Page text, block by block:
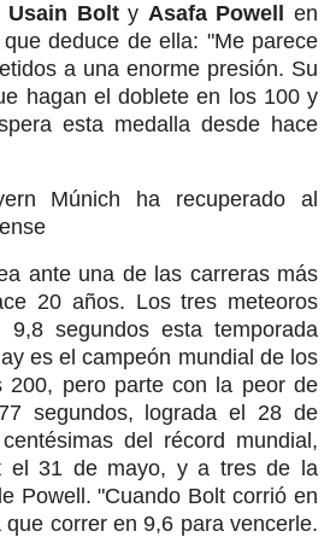
Usain Bolty Asafa Powell
en
deduce de ella: "Me parece
a una enorme presión. Su
hagan el doblete en los 100 y
esta medalla desde hace
Múnich ha recuperado al
ante una de las carreras más
20 años. Los tres meteoros
segundos esta temporada
es el campeón mundial de los
200, pero parte con la peor de
segundos, lograda el 28 de
del récord mundial,
el 31 de mayo, y a tres de la
Powell. "Cuando Bolt corrió en
correr en 9,6 para vencerle.